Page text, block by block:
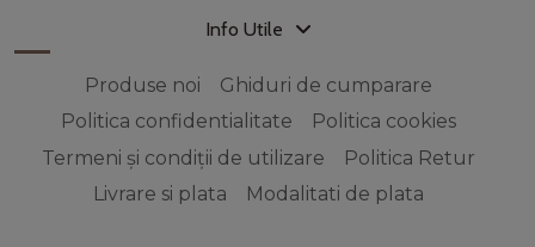
Info Utile
Produse noi
Ghiduri de cumparare
Politica confidentialitate
Politica cookies
Termeni și condiții de utilizare
Politica Retur
Livrare si plata
Modalitati de plata